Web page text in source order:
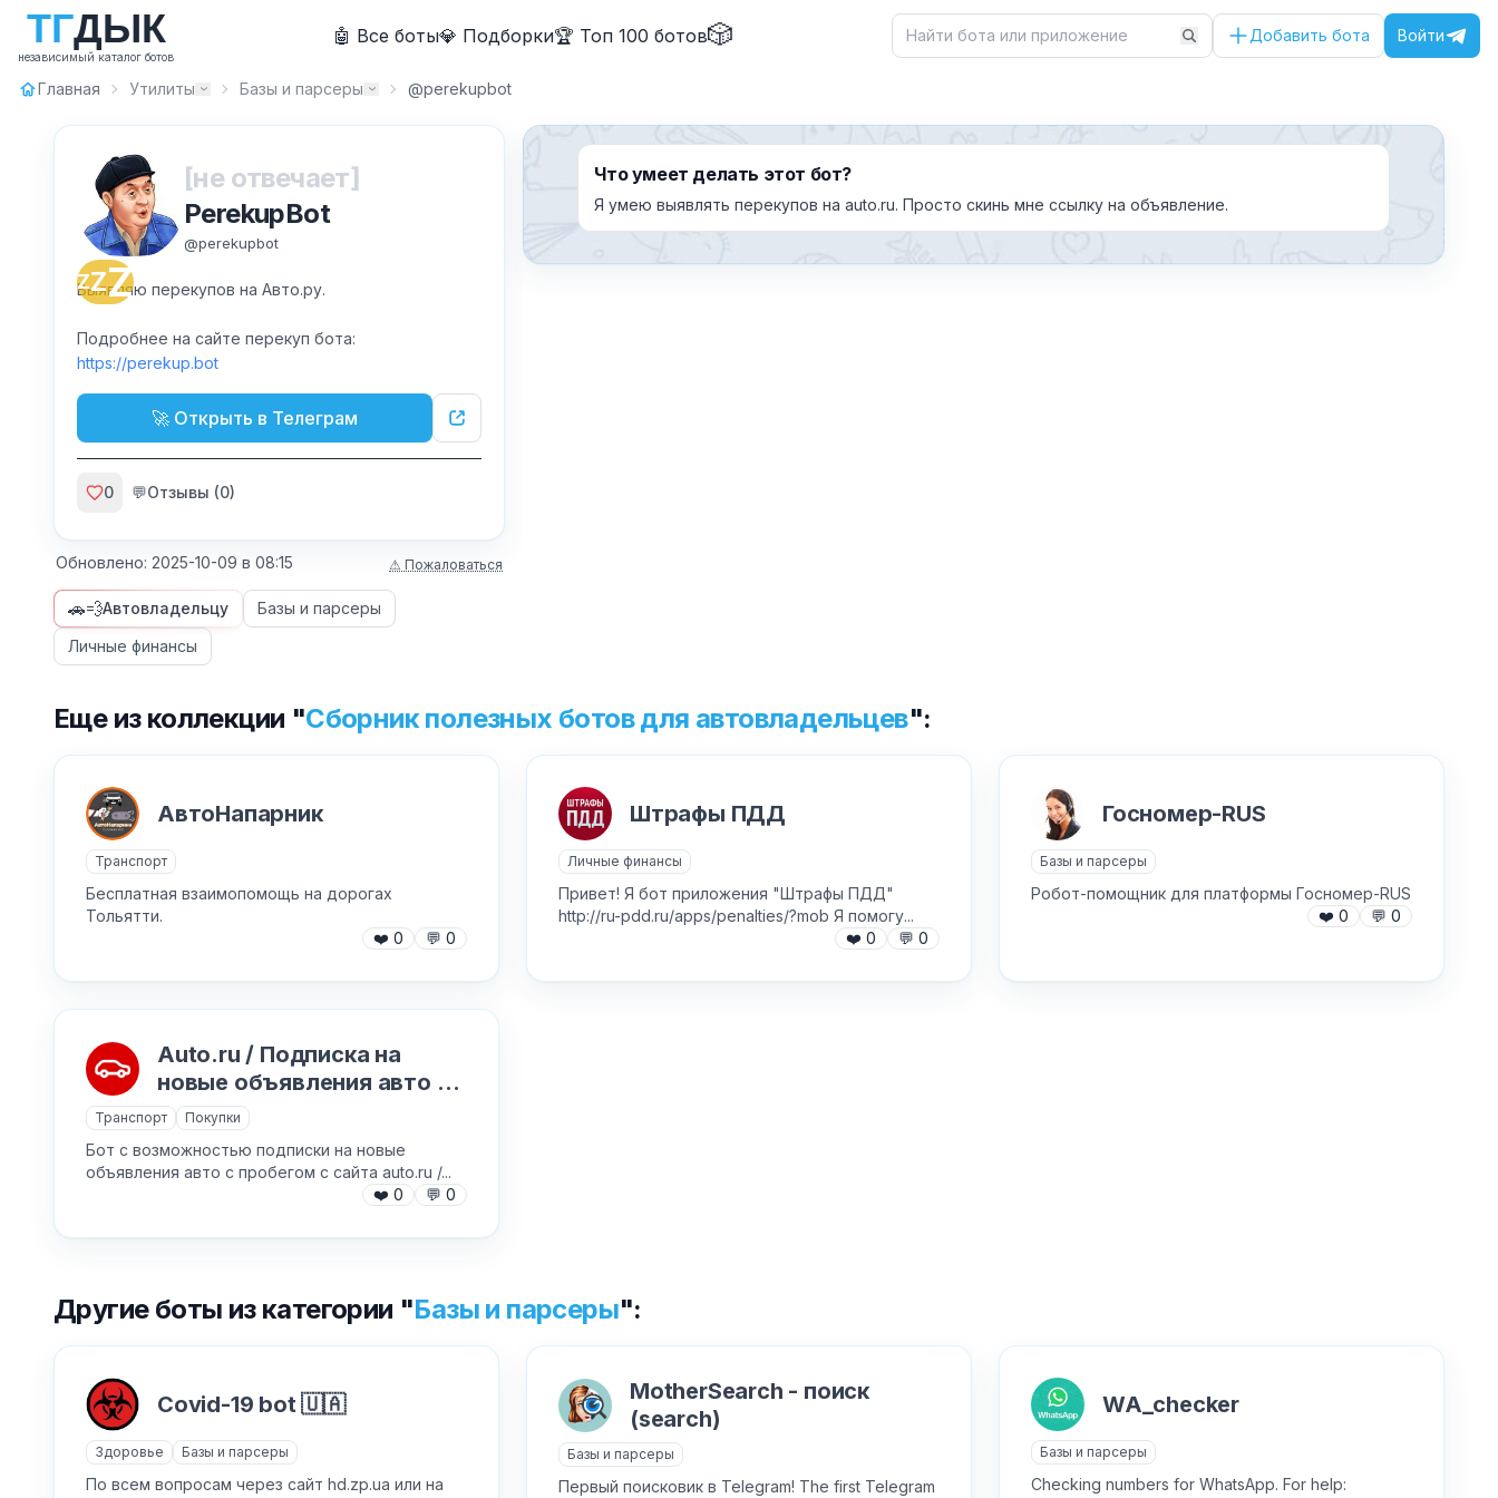
ТГДЫК
независимый каталог ботов
🤖 Все боты💎 Подборки🏆 Топ 100 ботов🎲 Добавить бота Войти
AI аудио и голос
NFT и Telegram Подарки
Telegram Stars
Активности для чата
Аниме и манга
Музыка
Настольные и
Главная Утилиты Базы и парсеры @perekupbot
ZZZ
[не отвечает]
PerekupBot
@perekupbot
Выявляю перекупов на Авто.ру.
Подробнее на сайте перекуп бота:
https://perekup.bot
🚀 Открыть в Телеграм
0 💬Отзывы (0)
Обновлено: 2025-10-09 в 08:15 ⚠ Пожаловаться
Хочу получить ответ на email
🚗💨Автовладельцу
Базы и парсеры
Личные финансы
Что умеет делать этот бот?
Я умею выявлять перекупов на auto.ru. Просто скинь мне ссылку на объявление.
Еще из коллекции "Сборник полезных ботов для автовладельцев":
АвтоНапарник
Транспорт
Бесплатная взаимопомощь на дорогах
Тольятти.
❤️ 0 💬 0
Штрафы ПДД
Личные финансы
Привет! Я бот приложения "Штрафы ПДД"
http://ru-pdd.ru/apps/penalties/?mob Я помогу...
❤️ 0 💬 0
Госномер-RUS
Базы и парсеры
Робот-помощник для платформы Госномер-RUS
❤️ 0 💬 0
Auto.ru / Подписка на
новые объявления авто с
пробегом
Транспорт Покупки
Бот с возможностью подписки на новые
объявления авто с пробегом с сайта auto.ru /...
❤️ 0 💬 0
Другие боты из категории "Базы и парсеры":
Covid-19 bot 🇺🇦
Здоровье Базы и парсеры
По всем вопросам через сайт hd.zp.ua или на
MotherSearch - поиск
(search)
Базы и парсеры
Первый поисковик в Telegram! The first Telegram
WA_checker
Базы и парсеры
Checking numbers for WhatsApp. For help: